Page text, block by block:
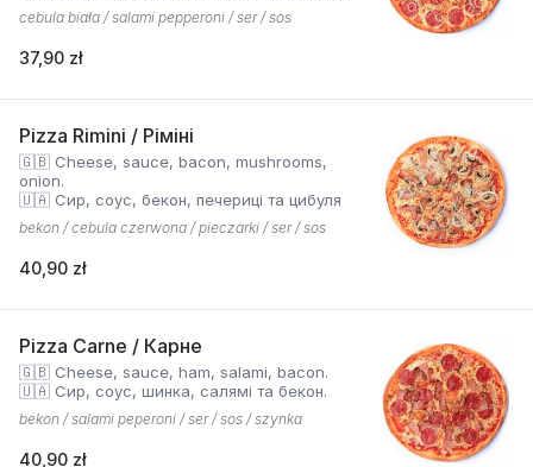
cebula biała / salami pepperoni / ser / sos
37,90 zł
Pizza Rimini / Ріміні
🇬🇧 Cheese, sauce, bacon, mushrooms,
onion.
🇺🇦 Сир, соус, бекон, печериці та цибуля
bekon / cebula czerwona / pieczarki / ser / sos
40,90 zł
Pizza Carne / Карне
🇬🇧 Cheese, sauce, ham, salami, bacon.
🇺🇦 Сир, соус, шинка, салямі та бекон.
bekon / salami peperoni / ser / sos / szynka
40,90 zł